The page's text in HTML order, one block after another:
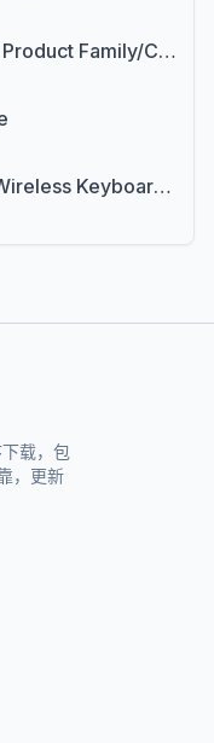
Core i7 Address Map
(Mouse and Keyboard Center)
载，包
，更新